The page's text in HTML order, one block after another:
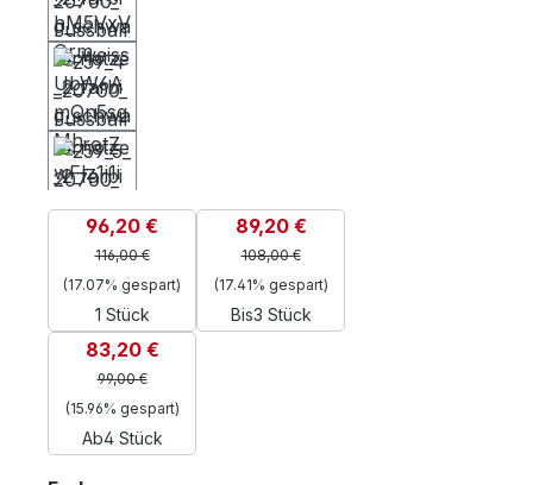
1 Stück
96,20 €
116,00 €
(17.07% gespart)
Bis3 Stück
89,20 €
108,00 €
(17.41% gespart)
Ab4 Stück
83,20 €
99,00 €
(15.96% gespart)